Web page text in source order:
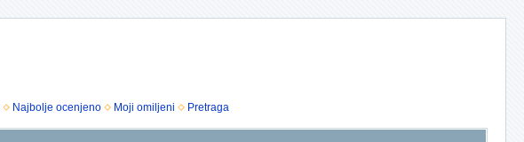
Najbolje ocenjeno Moji omiljeni Pretraga